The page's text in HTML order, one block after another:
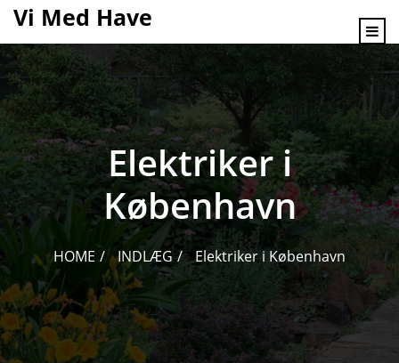
content
Vi Med Have
Elektriker i
København
HOME INDLÆG Elektriker i København